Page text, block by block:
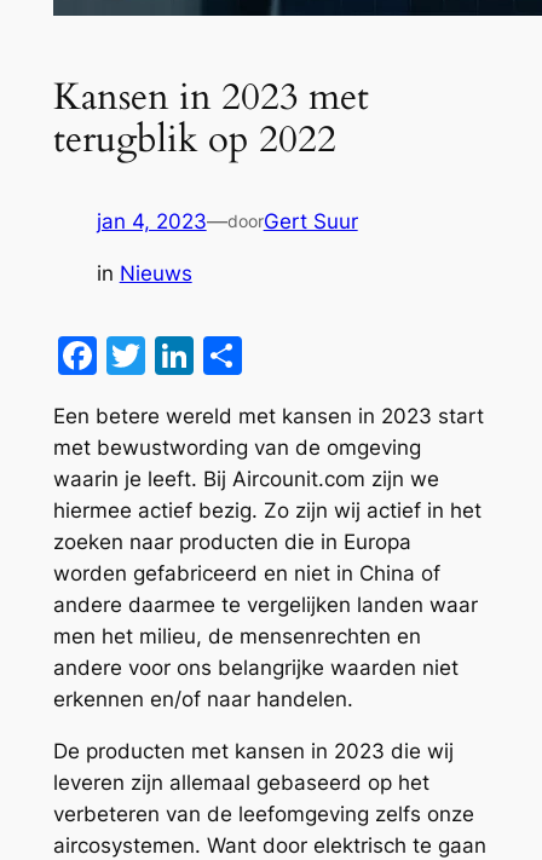
Kansen in 2023 met
terugblik op 2022
jan 4, 2023—doorGert Suur
in Nieuws
Facebook
Twitter
LinkedIn
Delen
Een betere wereld met kansen in 2023 start
met bewustwording van de omgeving
waarin je leeft. Bij Aircounit.com zijn we
hiermee actief bezig. Zo zijn wij actief in het
zoeken naar producten die in Europa
worden gefabriceerd en niet in China of
andere daarmee te vergelijken landen waar
men het milieu, de mensenrechten en
andere voor ons belangrijke waarden niet
erkennen en/of naar handelen.
De producten met kansen in 2023 die wij
leveren zijn allemaal gebaseerd op het
verbeteren van de leefomgeving zelfs onze
aircosystemen. Want door elektrisch te gaan